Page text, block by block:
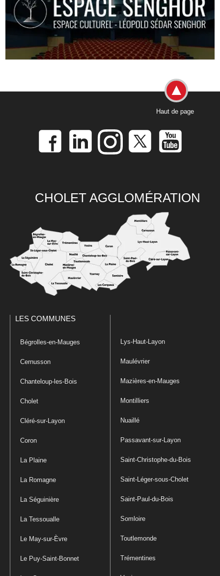
Haut de page
CHOLET AGGLOMÉRATION
LES COMMUNES
Bégrolles-en-Mauges
Cernusson
Chanteloup-les-Bois
Cholet
Cléré-sur-Layon
Coron
La Plaine
La Romagne
La Séguinière
La Tessoualle
Le May-sur-Èvre
Le Puy-Saint-Bonnet
Lys-Haut-Layon
Maulévrier
Mazières-en-Mauges
Montilliers
Nuaillé
Passavant-sur-Layon
Saint-Christophe-du-Bois
Saint-Léger-sous-Cholet
Saint-Paul-du-Bois
Somloire
Toutlemonde
Trémentines